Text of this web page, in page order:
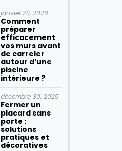
janvier 22, 2026
Comment
préparer
efficacement
vos murs avant
de carreler
autour d’une
piscine
intérieure ?
décembre 30, 2025
Fermer un
placard sans
porte :
solutions
pratiques et
décoratives